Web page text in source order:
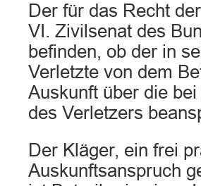
Der für das Recht
VI. Zivilsenat des
befinden, ob der in
Verletzte von dem
Auskunft über die
des Verletzers
Der Kläger, ein frei
Auskunftsanspruch